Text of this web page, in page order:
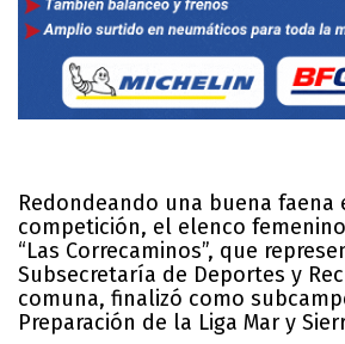
Redondeando una buena faena
competición, el elenco
“Las Correcaminos”, que
Subsecretaría de Deportes y
comuna, finalizó como
Preparación de la Liga Mar y